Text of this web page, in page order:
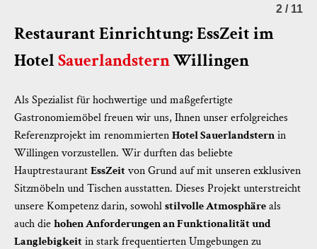
2 / 11
Restaurant Einrichtung: EssZeit im
HotelSauerlandsternWillingen
Als Spezialist für hochwertige und maßgefertigte
Gastronomiemöbel freuen wir uns, Ihnen unser erfolgreiches
Referenzprojekt im renommiertenHotel Sauerlandsternin
Willingen vorzustellen. Wir durften das beliebte
HauptrestaurantEssZeitvon Grund auf mit unseren exklusiven
Sitzmöbeln und Tischen ausstatten. Dieses Projekt unterstreicht
unsere Kompetenz darin, sowohlstilvolle Atmosphäreals
auch diehohen Anforderungen an Funktionalität und
Langlebigkeitin stark frequentierten Umgebungen zu